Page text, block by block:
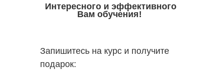
Интересного и эффективного
Вам обучения!
Запишитесь на курс и получите
подарок: